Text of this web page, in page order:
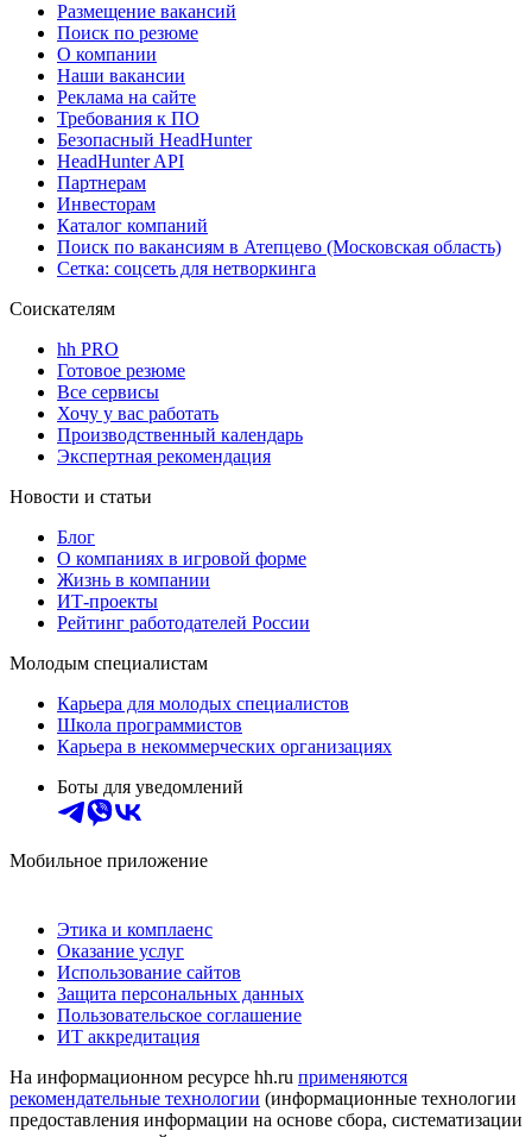
Размещение вакансий
Поиск по резюме
О компании
Наши вакансии
Реклама на сайте
Требования к ПО
Безопасный HeadHunter
HeadHunter API
Партнерам
Инвесторам
Каталог компаний
Поиск по вакансиям в Атепцево (Московская область)
Сетка: соцсеть для нетворкинга
Соискателям
hh PRO
Готовое резюме
Все сервисы
Хочу у вас работать
Производственный календарь
Экспертная рекомендация
Новости и статьи
Блог
О компаниях в игровой форме
Жизнь в компании
ИТ-проекты
Рейтинг работодателей России
Молодым специалистам
Карьера для молодых специалистов
Школа программистов
Карьера в некоммерческих организациях
Боты для уведомлений
Мобильное приложение
Этика и комплаенс
Оказание услуг
Использование сайтов
Защита персональных данных
Пользовательское соглашение
ИТ аккредитация
На информационном ресурсе hh.ru применяются
рекомендательные технологии (информационные технологии
предоставления информации на основе сбора, систематизации